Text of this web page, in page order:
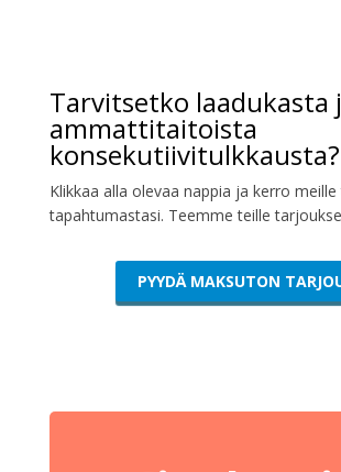
Tarvitsetko laadukasta
ammattitaitoista
konsekutiivitulkkausta?
Klikkaa alla olevaa nappia ja kerro
tapahtumastasi. Teemme teille
PYYDÄ MAKSUTON